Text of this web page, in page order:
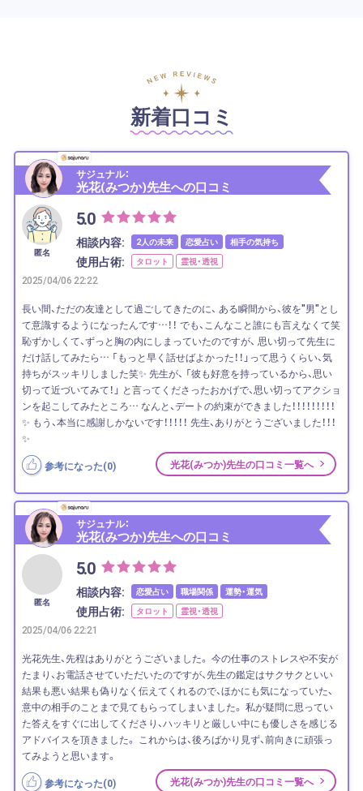
新着口コミ
サジュナル：
光花(みつか)先生への口コミ
匿名
5.0
相談内容: 2人の未来 恋愛占い 相手の気持ち
使用占術: タロット 霊視・透視
2025/04/06 22:22
長い間、ただの友達として過ごしてきたのに、 ある瞬間から、彼を"男"とし
て意識するようになったんです…！！ でも、こんなこと誰にも言えなくて笑
恥ずかしくて、ずっと胸の内にしまっていたのですが、 思い切って先生に
だけ話してみたら… 「もっと早く話せばよかった！！」って思うくらい、気
持ちがスッキリしました笑✨ 先生が、 「彼も好意を持っているから、思い
切って近づいてみて！」 と言ってくださったおかげで、思い切ってアクショ
ンを起こしてみたところ… なんと、デートの約束ができました！！！！！！！！！
✨ もう、本当に感謝しかないです！！！！！ 先生、ありがとうございました！！！
✨
参考になった(0) 光花(みつか)先生の口コミ一覧へ
サジュナル：
光花(みつか)先生への口コミ
匿名
5.0
相談内容: 恋愛占い 職場関係 運勢・運気
使用占術: タロット 霊視・透視
2025/04/06 22:21
光花先生、先程はありがとうございました。 今の仕事のストレスや不安が
たまり、お電話させていただいたのですが、先生の鑑定はサクサクといい
結果も悪い結果も偽りなく伝えてくれるので、ほかにも気になっていた、
意中の相手のことまで見てもらってしまいました。 私が疑問に思ってい
た答えをすぐに出してくださり、ハッキリと厳しい中にも優しさを感じる
アドバイスを頂きました。 これからは、後ろばかり見ず、前向きに頑張っ
てみようと思います。
参考になった(0) 光花(みつか)先生の口コミ一覧へ